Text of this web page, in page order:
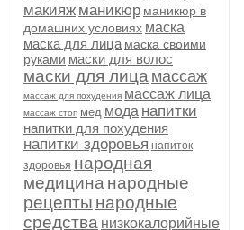
макияж маникюр маникюр в
домашних условиях маска
маска для лица маска своими
руками маски для волос
маски для лица массаж
массаж для похудения массаж лица
массаж стоп мед мода напитки
напитки для похудения
напитки здоровья напиток
здоровья народная
медицина народные
рецепты народные
средства низкокалорийные